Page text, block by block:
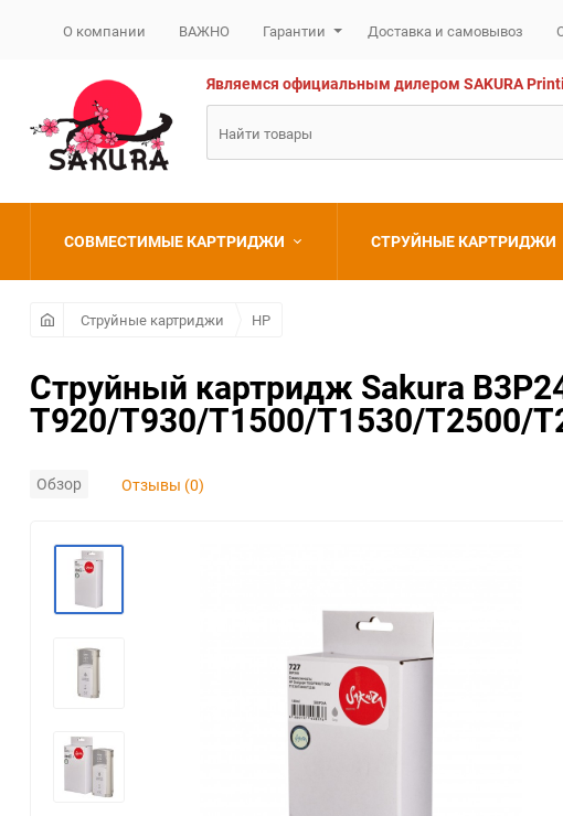
О компании ВАЖНО Гарантии Доставка и самовывоз
Являемся официальным дилером SAKURA
Brother
Epson
HP
Lexmark
OKI
Panasonic
Pantum
СОВМЕСТИМЫЕ КАРТРИДЖИ
Canon
Epson
СТРУЙНЫЕ КАРТРИДЖИ
Струйные картриджи HP
Струйный картридж Sakura
T920/T930/T1500/T1530/T2500/
Обзор Отзывы (0)